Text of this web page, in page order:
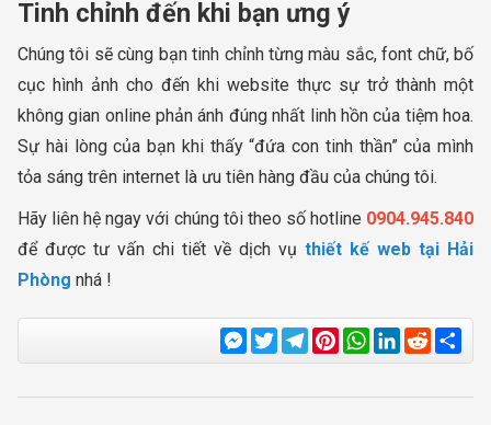
Tinh chỉnh đến khi bạn ưng ý
Chúng tôi sẽ cùng bạn tinh chỉnh từng màu sắc, font chữ, bố
cục hình ảnh cho đến khi website thực sự trở thành một
không gian online phản ánh đúng nhất linh hồn của tiệm hoa.
Sự hài lòng của bạn khi thấy “đứa con tinh thần” của mình
tỏa sáng trên internet là ưu tiên hàng đầu của chúng tôi.
Hãy liên hệ ngay với chúng tôi theo số hotline 0904.945.840
để được tư vấn chi tiết về dịch vụ thiết kế web tại Hải
Phòng nhá !
Messenger
TwitterTelegram
Pinterest
WhatsApp
LinkedIn
Reddit